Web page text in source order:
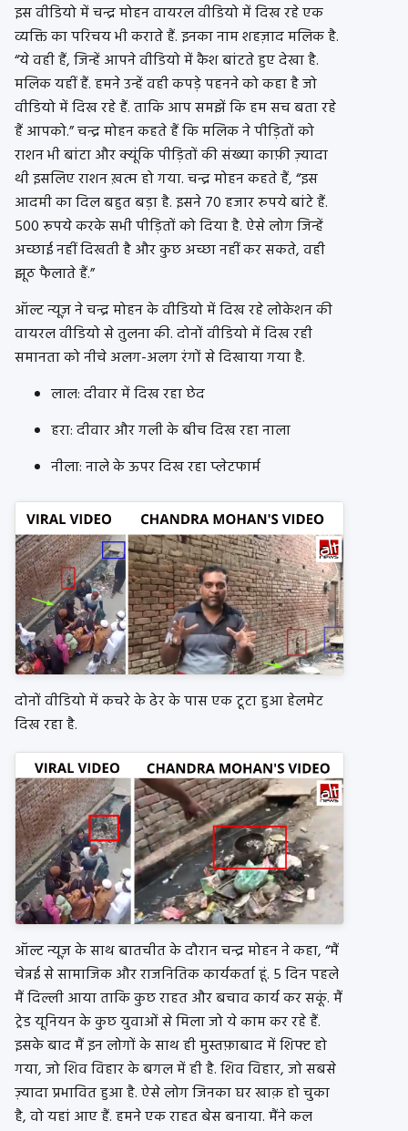
इस वीडियो में चन्द्र मोहन वायरल वीडियो में दिख रहे एक
व्यक्ति का परिचय भी कराते हैं. इनका नाम शहज़ाद मलिक है.
“ये वही हैं, जिन्हें आपने वीडियो में कैश बांटते हुए देखा है.
मलिक यहीं हैं. हमने उन्हें वही कपड़े पहनने को कहा है जो
वीडियो में दिख रहे हैं. ताकि आप समझें कि हम सच बता रहे
हैं आपको.” चन्द्र मोहन कहते हैं कि मलिक ने पीड़ितों को
राशन भी बांटा और क्यूंकि पीड़ितों की संख्या काफ़ी ज़्यादा
थी इसलिए राशन ख़त्म हो गया. चन्द्र मोहन कहते हैं, “इस
आदमी का दिल बहुत बड़ा है. इसने 70 हजार रुपये बांटे हैं.
500 रूपये करके सभी पीड़ितों को दिया है. ऐसे लोग जिन्हें
अच्छाई नहीं दिखती है और कुछ अच्छा नहीं कर सकते, वही
झूठ फैलाते हैं.”
ऑल्ट न्यूज़ ने चन्द्र मोहन के वीडियो में दिख रहे लोकेशन की
वायरल वीडियो से तुलना की. दोनों वीडियो में दिख रही
समानता को नीचे अलग-अलग रंगों से दिखाया गया है.
लाल: दीवार में दिख रहा छेद
हरा: दीवार और गली के बीच दिख रहा नाला
नीला: नाले के ऊपर दिख रहा प्लेटफार्म
दोनों वीडियो में कचरे के ढेर के पास एक टूटा हुआ हेलमेट
दिख रहा है.
ऑल्ट न्यूज़ के साथ बातचीत के दौरान चन्द्र मोहन ने कहा, “मैं
चेन्नई से सामाजिक और राजनितिक कार्यकर्ता हूं. 5 दिन पहले
मैं दिल्ली आया ताकि कुछ राहत और बचाव कार्य कर सकूं. मैं
ट्रेड यूनियन के कुछ युवाओं से मिला जो ये काम कर रहे हैं.
इसके बाद मैं इन लोगों के साथ ही मुस्तफ़ाबाद में शिफ्ट हो
गया, जो शिव विहार के बगल में ही है. शिव विहार, जो सबसे
ज़्यादा प्रभावित हुआ है. ऐसे लोग जिनका घर खाक़ हो चुका
है, वो यहां आए हैं. हमने एक राहत बेस बनाया. मैंने कल